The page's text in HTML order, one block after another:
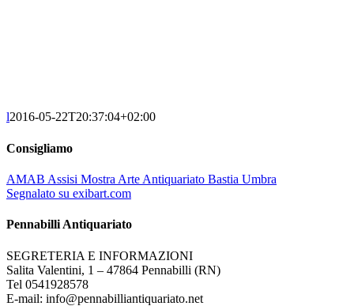
l2016-05-22T20:37:04+02:00
Consigliamo
AMAB Assisi Mostra Arte Antiquariato Bastia Umbra
Segnalato su exibart.com
Pennabilli Antiquariato
SEGRETERIA E INFORMAZIONI
Salita Valentini, 1 – 47864 Pennabilli (RN)
Tel 0541928578
E-mail: info@pennabilliantiquariato.net